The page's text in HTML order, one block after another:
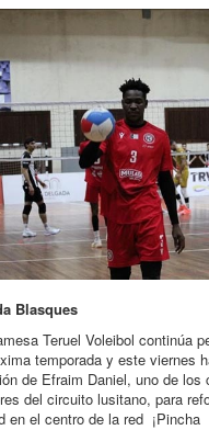
Blasques
Teruel Voleibol continúa
temporada y este viernes
de Efraim Daniel, uno de los
del circuito lusitano, para
en el centro de la red